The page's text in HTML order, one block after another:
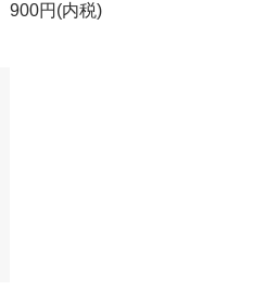
900円(内税)